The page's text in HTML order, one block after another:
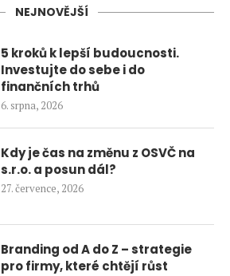
NEJNOVĚJŠÍ
5 kroků k lepší budoucnosti.
Investujte do sebe i do
finančních trhů
6. srpna, 2026
Kdy je čas na změnu z OSVČ na
s.r.o. a posun dál?
27. července, 2026
Branding od A do Z – strategie
pro firmy, které chtějí růst